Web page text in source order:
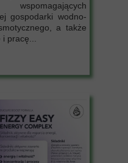
wspomagających
gospodarki wodno-
a także
pracę...